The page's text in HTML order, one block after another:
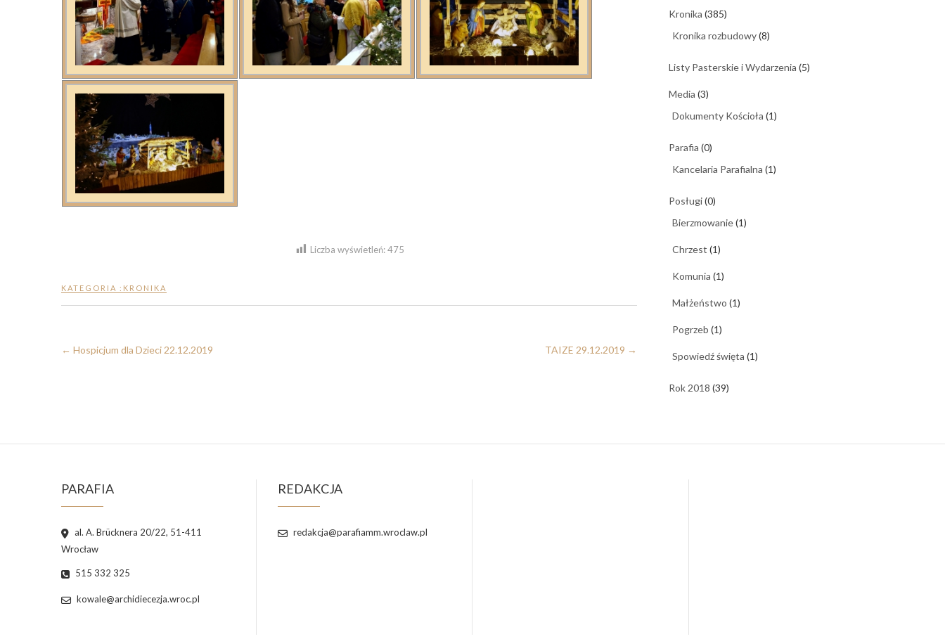
Liczba wyświetleń:475
KATEGORIA : KRONIKA
← Hospicjum dla Dzieci 22.12.2019 TAIZE 29.12.2019 →
Kronika (385)
Kronika rozbudowy(8)
Listy Pasterskie i Wydarzenia (5)
Media (3)
Dokumenty Kościoła (1)
Parafia (0)
Kancelaria Parafialna (1)
Posługi(0)
Bierzmowanie(1)
Chrzest (1)
Komunia (1)
Małżeństwo (1)
Pogrzeb (1)
Spowiedź święta (1)
Rok 2018 (39)
PARAFIA
al. A. Brücknera 20/22, 51-411
Wrocław
515 332 325
kowale@archidiecezja.wroc.pl
REDAKCJA
redakcja@parafiamm.wroclaw.pl